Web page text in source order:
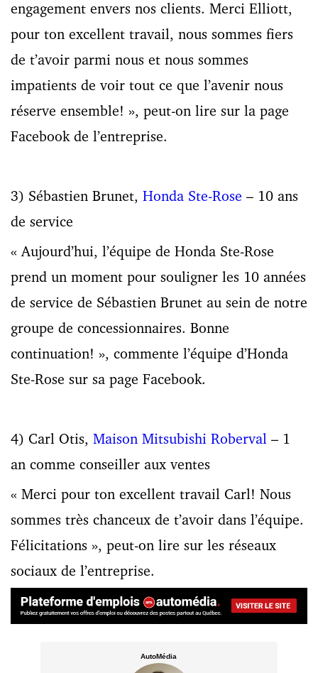
AutoMédia
engagement envers nos clients. Merci Elliott,
pour ton excellent travail, nous sommes fiers
de t’avoir parmi nous et nous sommes
impatients de voir tout ce que l’avenir nous
réserve ensemble! », peut-on lire sur la page
Facebook de l’entreprise.
3) Sébastien Brunet, Honda Ste-Rose – 10 ans
de service
« Aujourd’hui, l’équipe de Honda Ste-Rose
prend un moment pour souligner les 10 années
de service de Sébastien Brunet au sein de notre
groupe de concessionnaires. Bonne
continuation! », commente l’équipe d’Honda
Ste-Rose sur sa page Facebook.
4) Carl Otis, Maison Mitsubishi Roberval – 1
an comme conseiller aux ventes
« Merci pour ton excellent travail Carl! Nous
sommes très chanceux de t’avoir dans l’équipe.
Félicitations », peut-on lire sur les réseaux
sociaux de l’entreprise.